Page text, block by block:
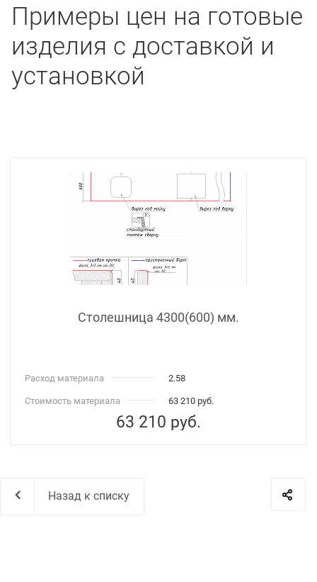
Примеры цен на готовые
изделия с доставкой и
установкой
Столешница 4300(600) мм.
Расход материала 2.58
Стоимость материала 63 210 руб.
63 210 руб.
Назад к списку